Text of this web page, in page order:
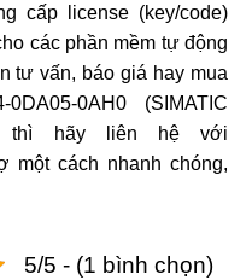
cấp license (key/code)
các phần mềm tự động
tư vấn, báo giá hay mua
0AH0 (SIMATIC
thì hãy liên hệ với
một cách nhanh chóng,
5/5 - (1 bình chọn)